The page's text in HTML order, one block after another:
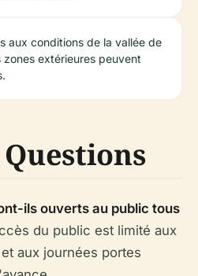
aux conditions de la vallée de
zones extérieures peuvent
ils ouverts au public tous
du public est limité aux
aux journées portes